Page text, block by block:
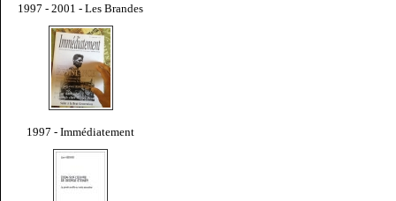
1997 - 2001 - Les Brandes
1997 - Immédiatement